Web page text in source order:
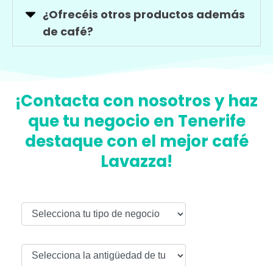
¿Ofrecéis otros productos además
de café?
¡Contacta con nosotros y haz
que tu negocio en Tenerife
destaque con el mejor café
Lavazza!